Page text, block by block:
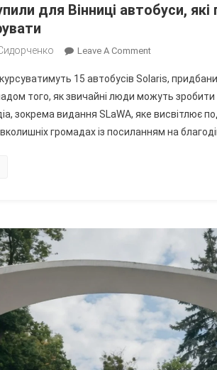
для Вінниці автобуси,
Leave A CommentOn
Поляків
Викупили
Для
Вінниці
Подарувати
15 автобусів Solaris,
того, як звичайні люди можуть
зокрема видання SLaWA, яке висвітлює
громадах із посиланням на